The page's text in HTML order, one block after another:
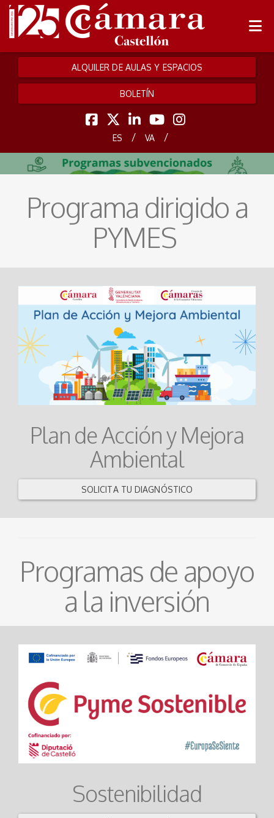
ALQUILER DE AULAS Y ESPACIOS
BOLETÍN
ES / VA /
Programa dirigido a
PYMES
Plan de Acción y Mejora
Ambiental
SOLICITA TU DIAGNÓSTICO
Programas de apoyo
a la inversión
Sostenibilidad